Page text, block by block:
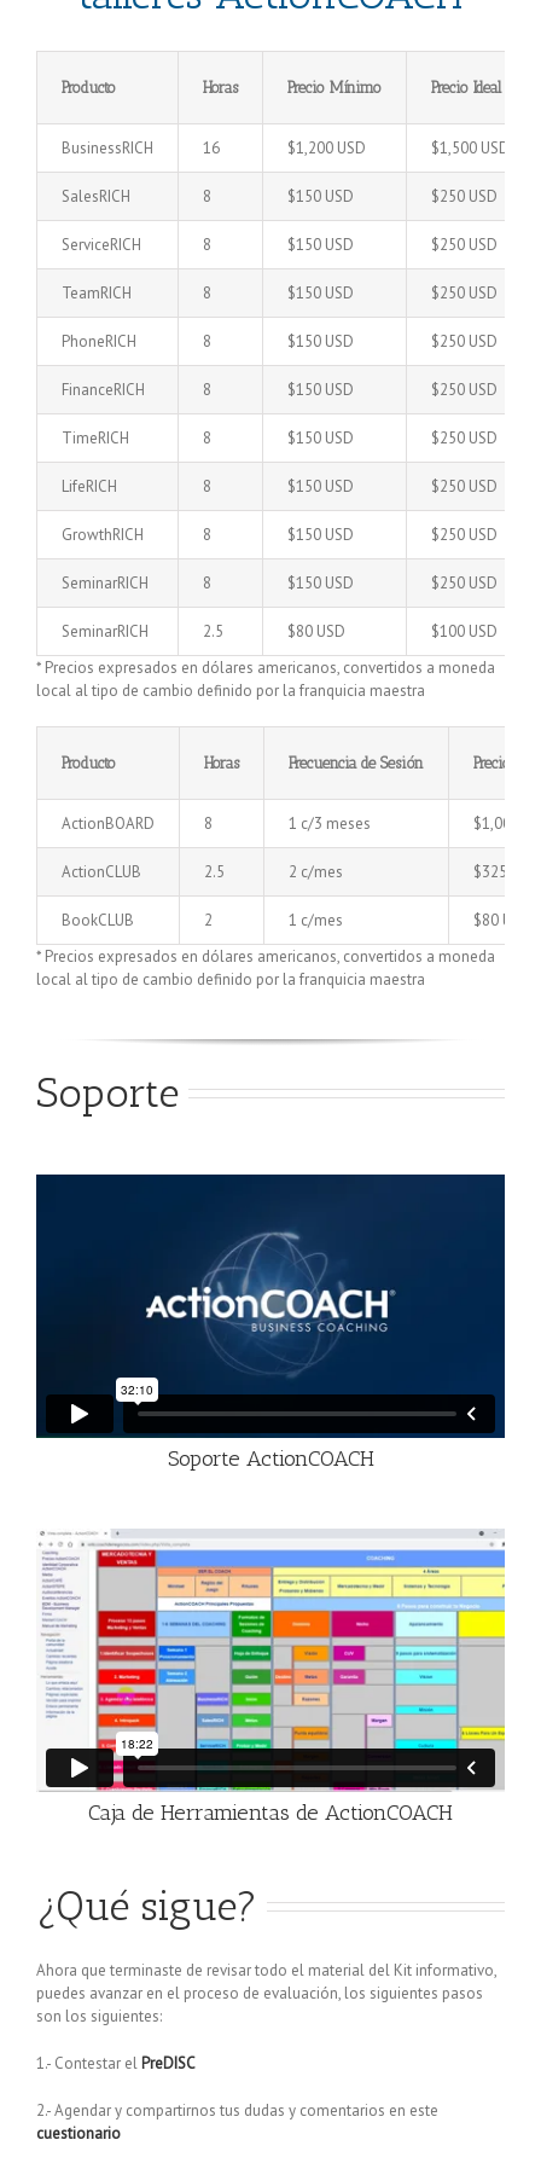
Producto Horas Precio Mínimo Precio Ideal
BusinessRICH 16 $1,200 USD $1,500 USD
SalesRICH 8 $150 USD $250 USD
ServiceRICH 8 $150 USD $250 USD
TeamRICH 8 $150 USD $250 USD
PhoneRICH 8 $150 USD $250 USD
FinanceRICH 8 $150 USD $250 USD
TimeRICH 8 $150 USD $250 USD
LifeRICH 8 $150 USD $250 USD
GrowthRICH 8 $150 USD $250 USD
SeminarRICH 8 $150 USD $250 USD
SeminarRICH 2.5 $80 USD
$100 USD
* Precios expresados en dólares americanos, convertidos a moneda
local al tipo de cambio definido por la franquicia maestra
Producto Horas Frecuencia de Sesión Precio
ActionBOARD 8 1 c/3 meses $1,000
ActionCLUB 2.5 2 c/mes $325 USD
BookCLUB 2 1 c/mes
$80 USD
* Precios expresados en dólares americanos, convertidos a moneda
local al tipo de cambio definido por la franquicia maestra
Soporte
Soporte ActionCOACH
Caja de Herramientas de ActionCOACH
¿Qué sigue?
Ahora que terminaste de revisar todo el material del Kit informativo,
puedes avanzar en el proceso de evaluación, los siguientes pasos
son los siguientes:
1.- Contestar el PreDISC
2.- Agendar y compartirnos tus dudas y comentarios en este
cuestionario